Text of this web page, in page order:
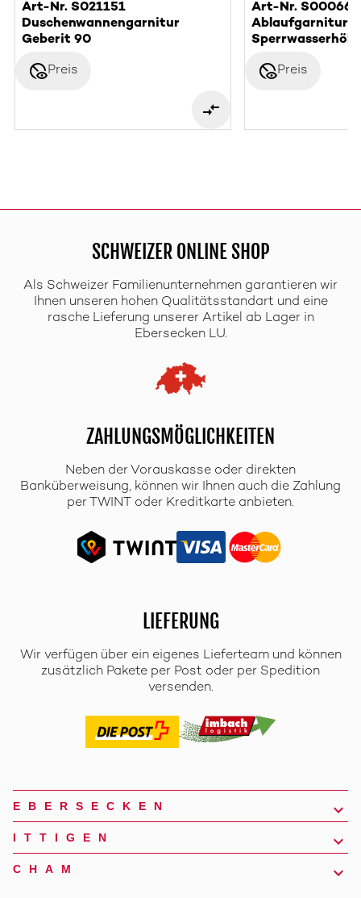
Art-Nr. S021151
Duschenwannengarnitur
Geberit 90
disabled_visiblePreis
Art-Nr. S000662
Ablaufgarnitur
disabled_visiblePreis
SCHWEIZER ONLINE SHOP
Als Schweizer Familienunternehmen garantieren wir
Ihnen unseren hohen Qualitätsstandart und eine
rasche Lieferung unserer Artikel ab Lager in
Ebersecken LU.
ZAHLUNGSMÖGLICHKEITEN
Neben der Vorauskasse oder direkten
Banküberweisung, können wir Ihnen auch die Zahlung
per TWINT oder Kreditkarte anbieten.
LIEFERUNG
Wir verfügen über ein eigenes Lieferteam und können
zusätzlich Pakete per Post oder per Spedition
versenden.
EBERSECKEN
ITTIGEN
CHAM